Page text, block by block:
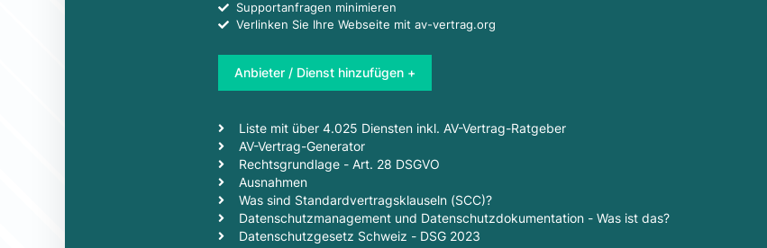
Supportanfragen minimieren
Verlinken Sie Ihre Webseite mit av-vertrag.org
Anbieter / Dienst hinzufügen +
Liste mit über 4.025 Diensten inkl. AV-Vertrag-Ratgeber
AV-Vertrag-Generator
Rechtsgrundlage - Art. 28 DSGVO
Ausnahmen
Was sind Standardvertragsklauseln (SCC)?
Datenschutzmanagement und Datenschutzdokumentation - Was ist das?
Datenschutzgesetz Schweiz - DSG 2023